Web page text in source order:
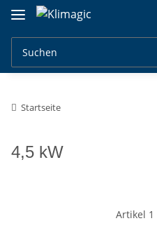
Startseite
4,5 kW
Artikel 1